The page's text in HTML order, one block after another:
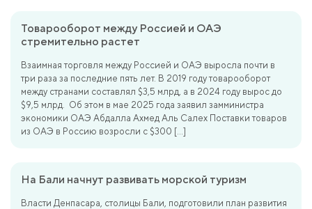
Товарооборот между Россией и ОАЭ
стремительно растет
Взаимная торговля между Россией и ОАЭ выросла почти в
три раза за последние пять лет. В 2019 году товарооборот
между странами составлял $3,5 млрд, а в 2024 году вырос до
$9,5 млрд. Об этом в мае 2025 года заявил замминистра
экономики ОАЭ Абдалла Ахмед Аль Салех Поставки товаров
из ОАЭ в Россию возросли с $300 […]
На Бали начнут развивать морской туризм
Власти Денпасара, столицы Бали, подготовили план развития